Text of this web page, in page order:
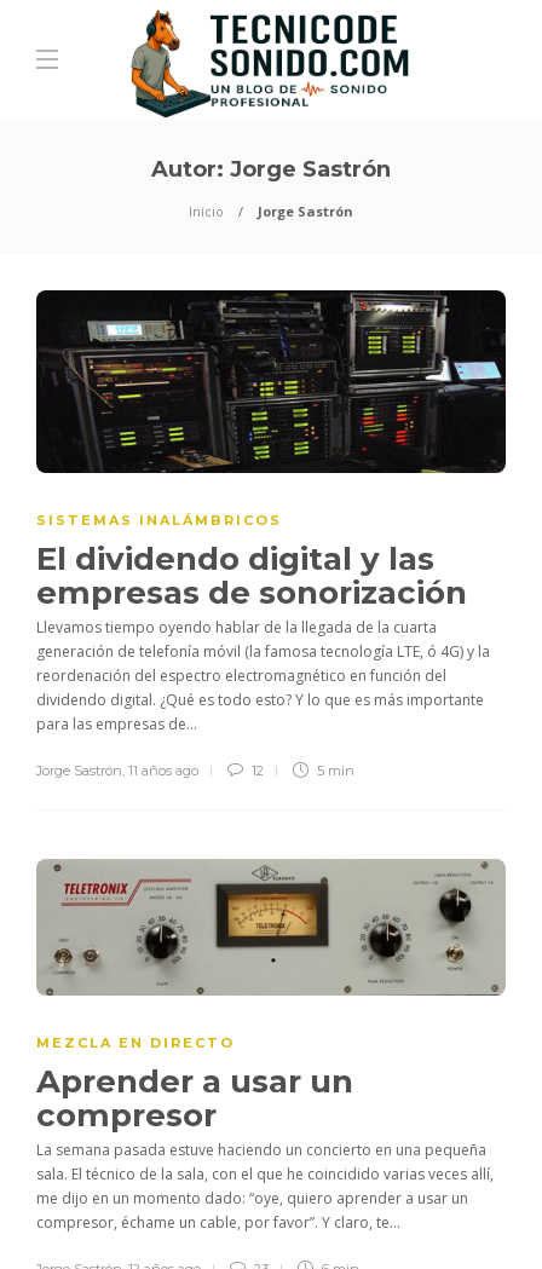
Autor: Jorge Sastrón
Inicio Jorge Sastrón
SISTEMAS INALÁMBRICOS
El dividendo digital y las
empresas de sonorización
Llevamos tiempo oyendo hablar de la llegada de la cuarta
generación de telefonía móvil (la famosa tecnología LTE, ó 4G) y la
reordenación del espectro electromagnético en función del
dividendo digital. ¿Qué es todo esto? Y lo que es más importante
para las empresas de...
Jorge Sastrón, 11 años ago 12 5 min
MEZCLA EN DIRECTO
Aprender a usar un
compresor
La semana pasada estuve haciendo un concierto en una pequeña
sala. El técnico de la sala, con el que he coincidido varias veces allí,
me dijo en un momento dado: “oye, quiero aprender a usar un
compresor, échame un cable, por favor”. Y claro, te...